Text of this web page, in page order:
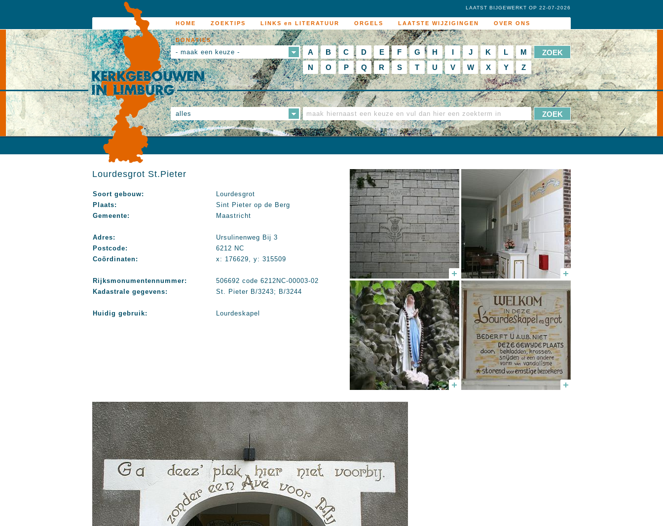
HOME ZOEKTIPS LINKS en LITERATUUR ORGELS LAATSTE WIJZIGINGEN OVER ONS
DONATIES
LAATST BIJGEWERKT OP 22-07-2026
- maak een keuze - A B C D E F G H I J K L
M
N
O P Q R S T U V W X Y Z
alles
Lourdesgrot St.Pieter
Soort gebouw:
Lourdesgrot
Plaats:
Sint Pieter op de Berg
Gemeente:
Maastricht
Adres:
Ursulinenweg Bij 3
Postcode:
6212 NC
Coördinaten:
x: 176629, y: 315509
Rijksmonumentennummer:
506692 code 6212NC-00003-02
Kadastrale gegevens:
St. Pieter B/3243; B/3244
Huidig gebruik: Lourdeskapel